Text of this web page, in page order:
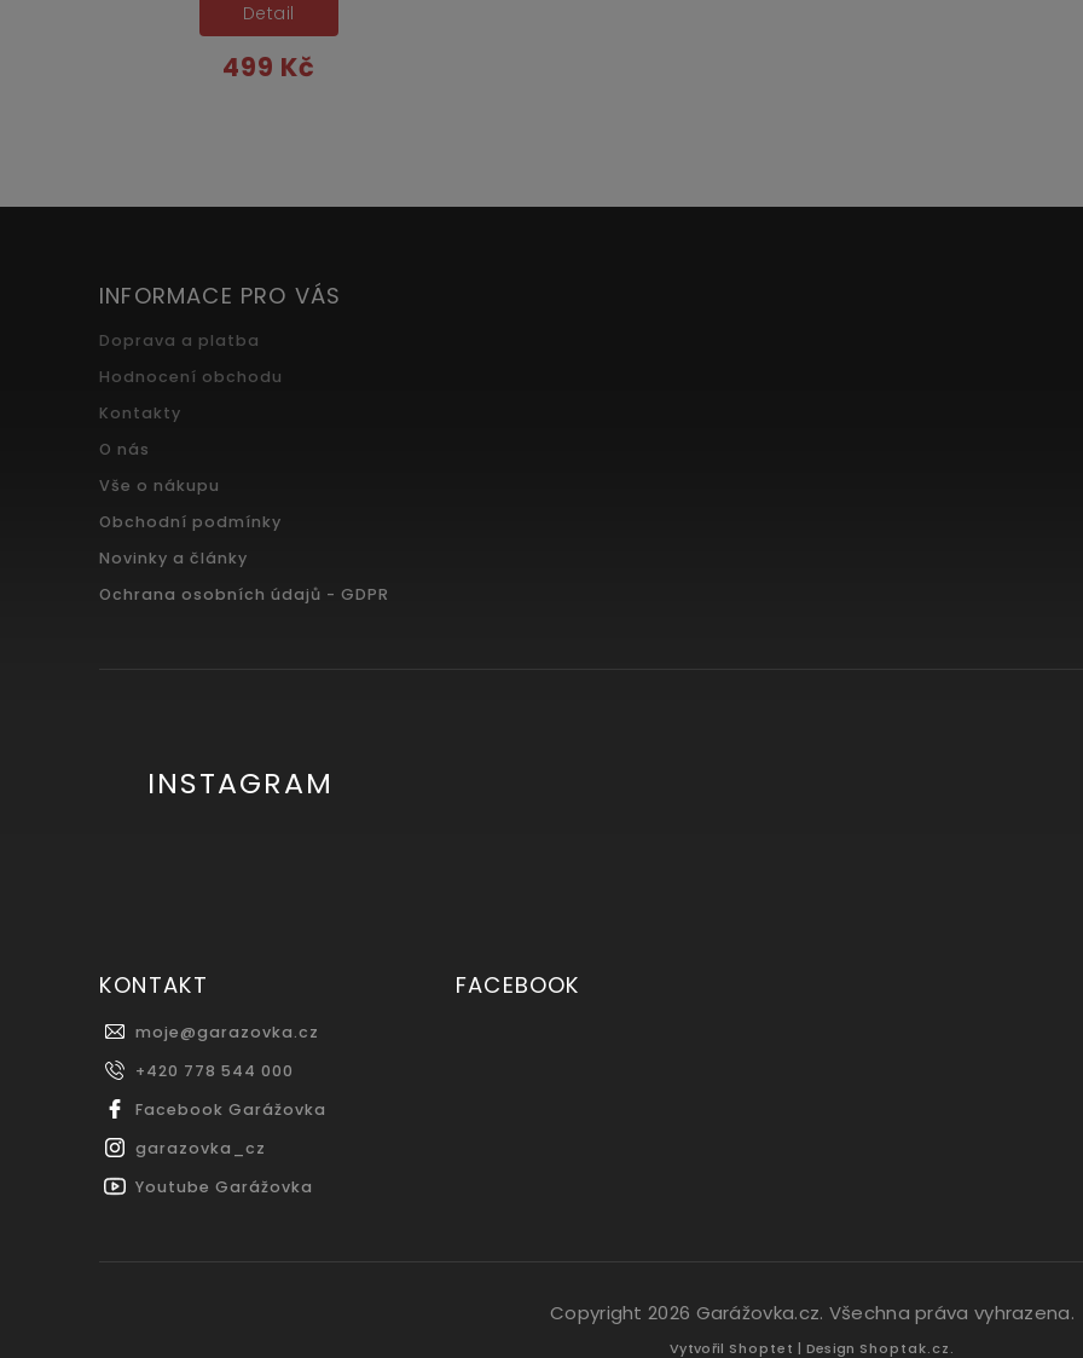
499 Kč
Detail
INFORMACE PRO VÁS
Doprava a platba
Hodnocení obchodu
Kontakty
O nás
Vše o nákupu
Obchodní podmínky
Novinky a články
Ochrana osobních údajů - GDPR
INSTAGRAM
KONTAKT
moje@garazovka.cz
+420 778 544 000
Facebook Garážovka
garazovka_cz
Youtube Garážovka
FACEBOOK
Copyright 2026 Garážovka.cz. Všechna práva vyhrazena.
Vytvořil Shoptet | Design Shoptak.cz.